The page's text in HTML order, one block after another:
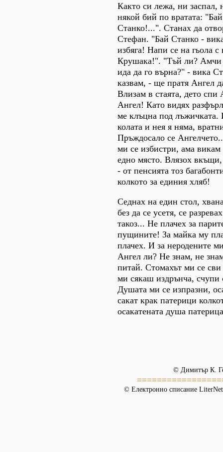
Както си лежа, ни заспал,
някой бий по вратата:
Станко!...". Станах да
Стефан. "Бай Станко -
избяга! Напи се на гьола
Крушака!". "Тъй ли? Амчи
ида да го върна?" - вика
казвам, - ще пратя Ангел
Влизам в стаята, дето спи
Ангел! Като видях
ме клъцна под лъжичката.
колата и нея я няма,
Пръждосало се
ми се избистри, ама
едно място. Влязох
- от пенсията тоз
колкото за единия хляб!
Седнах на един стол,
без да се усетя, се
такоз... Не плачех за
пущините! За майка му
плачех. И за неродените
Ангел ли? Не знам, не
питай. Стомахът ми се сви
ми сякаш издрънча, счупи
Душата ми се изпразни,
сакат крак патерици
осакатената душа
© Димитър К.
© Електронно списание